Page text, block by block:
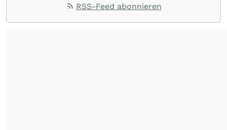
Kursverläufe einer breiten Auswahl an Aktien
RSS-Feed abonnieren